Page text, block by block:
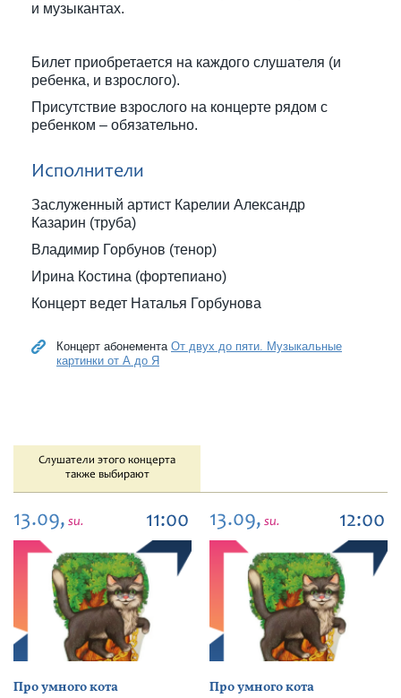
и музыкантах.
Билет приобретается на каждого слушателя (и
ребенка, и взрослого).
Присутствие взрослого на концерте рядом с
ребенком – обязательно.
Исполнители
Заслуженный артист Карелии Александр
Казарин (труба)
Владимир Горбунов (тенор)
Ирина Костина (фортепиано)
Концерт ведет Наталья Горбунова
Концерт абонемента От двух до пяти. Музыкальные
картинки от А до Я
Слушатели этого концерта
также выбирают
13.09, su. 11:00
Про умного кота
13.09, su. 12:00
Про умного кота